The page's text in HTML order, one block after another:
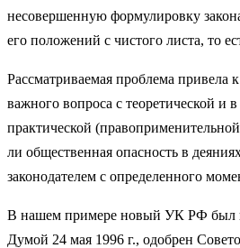
несовершенную формулировку
его положений с чистого листа, то
Рассматриваемая проблема привела
важного вопроса с теоретической и
практической
ли общественная опасность в
законодателем с определенного
В нашем примере новый УК РФ был
Думой 24 мая 1996 г., одобрен